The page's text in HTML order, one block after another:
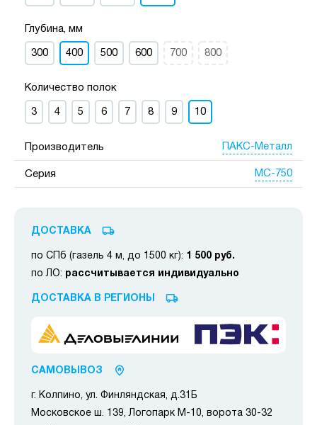
Глубина, мм
300 400 500 600 700 800
Количество полок
3 4 5 6 7 8 9 10
Производитель ПАКС-Металл
Серия МС-750
ДОСТАВКА
по СПб (газель 4 м, до 1500 кг): 1 500 руб.
по ЛО: рассчитывается индивидуально
ДОСТАВКА В РЕГИОНЫ
САМОВЫВОЗ
г. Колпино, ул. Финляндская, д.31Б
Московское ш. 139, Логопарк М-10, ворота 30-32